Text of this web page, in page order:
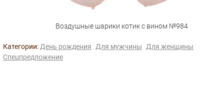
Воздушные шарики котик с вином №984
Категории: День рождения Для мужчины
Для женщины
Спецпредложение